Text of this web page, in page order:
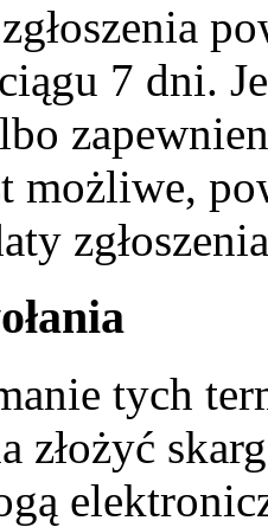
7 dni.
możliwe,
tych
złożyć